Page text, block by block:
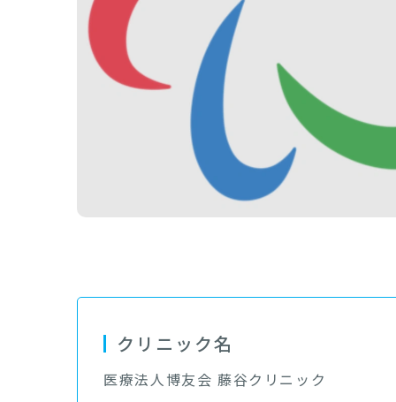
クリニック名
医療法人博友会 藤谷クリニック